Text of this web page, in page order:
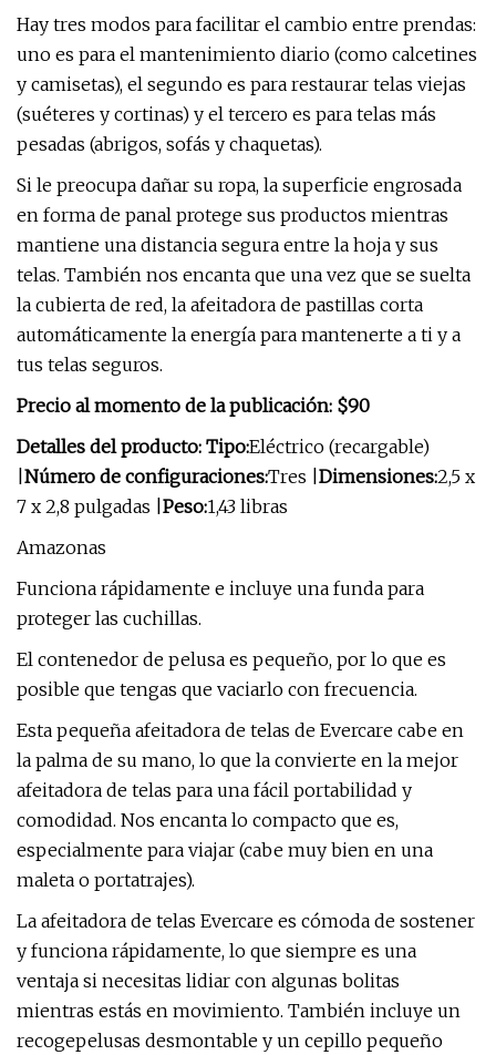
Hay tres modos para facilitar el cambio entre prendas:
uno es para el mantenimiento diario (como calcetines
y camisetas), el segundo es para restaurar telas viejas
(suéteres y cortinas) y el tercero es para telas más
pesadas (abrigos, sofás y chaquetas).
Si le preocupa dañar su ropa, la superficie engrosada
en forma de panal protege sus productos mientras
mantiene una distancia segura entre la hoja y sus
telas. También nos encanta que una vez que se suelta
la cubierta de red, la afeitadora de pastillas corta
automáticamente la energía para mantenerte a ti y a
tus telas seguros.
Precio al momento de la publicación: $90
Detalles del producto: Tipo:Eléctrico (recargable)
Número de configuraciones:Tres | Dimensiones:2,5 x
7 x 2,8 pulgadas | Peso:1,43 libras
Amazonas
Funciona rápidamente e incluye una funda para
proteger las cuchillas.
El contenedor de pelusa es pequeño, por lo que es
posible que tengas que vaciarlo con frecuencia.
Esta pequeña afeitadora de telas de Evercare cabe en
la palma de su mano, lo que la convierte en la mejor
afeitadora de telas para una fácil portabilidad y
comodidad. Nos encanta lo compacto que es,
especialmente para viajar (cabe muy bien en una
maleta o portatrajes).
La afeitadora de telas Evercare es cómoda de sostener
y funciona rápidamente, lo que siempre es una
ventaja si necesitas lidiar con algunas bolitas
mientras estás en movimiento. También incluye un
recogepelusas desmontable y un cepillo pequeño